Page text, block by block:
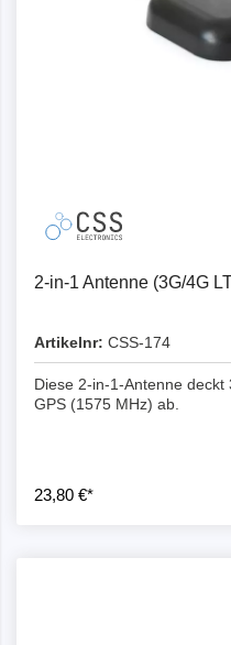
2-in-1 Antenne (3G/4G
Artikelnr: CSS-174
Diese 2-in-1-Antenne
GPS (1575 MHz) ab.
23,80 €*